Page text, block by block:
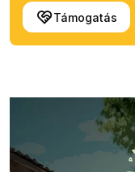
Támogatás